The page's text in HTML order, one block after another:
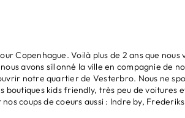
Copenhague. Voilà plus de 2 ans que
avons sillonné la ville en compagnie de
notre quartier de Vesterbro. Nous ne
kids friendly, très peu de voitures
coups de coeurs aussi : Indre by,